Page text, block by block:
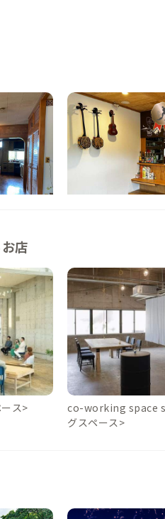
？海のす
ハウス
沖縄本部D邸
沖縄県 ゲストハウス
【海まで徒歩1分】
を日常にする家
この家からの距離 6km
店
ス>
co-working space
グスペース>